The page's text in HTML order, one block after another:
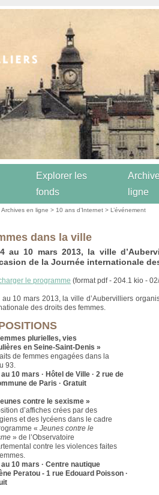
Explorer les
fonds
ligne
Archives en ligne > 10 ans d’Internet >L’événement
dans la ville
au 10 mars 2013, la ville
de la Journée internationale
le programme (format pdf - 204.1 kio -
au 10 mars 2013, la ville d’Aubervilliers
des droits des femmes.
plurielles, vies
en Seine-Saint-Denis »
de femmes engagées dans la
93.
10 mars · Hôtel de Ville · 2 rue de
de Paris · Gratuit
contre le sexisme »
d’affiches crées par des
et des lycéens dans le cadre
«Jeunes contre le
» de l’Observatoire
contre les violences faites
au 10 mars · Centre nautique
Peratou - 1 rue Edouard Poisson ·